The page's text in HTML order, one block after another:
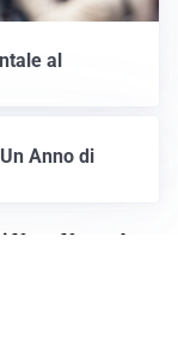
al
Anno di
News Netweek